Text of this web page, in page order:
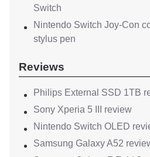
Switch
Nintendo Switch Joy-Con
stylus pen
Reviews
Philips External SSD 1TB
Sony Xperia 5 III review
Nintendo Switch OLED
Samsung Galaxy A52